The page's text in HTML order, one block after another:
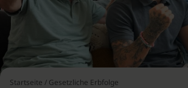
Startseite / Gesetzliche Erbfolge